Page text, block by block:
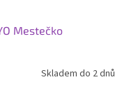
Mestečko
Skladem do 2 dnů